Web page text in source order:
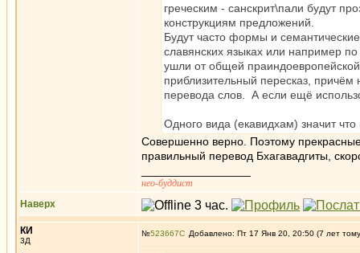
греческим - санскрит\пали будут
конструкциям предложений.
Будут часто формы и
славянских языках или например
ушли от общей
приблизительный пересказ, причём
перевода слов. А если ещё
Одного вида (екавидхам) значит
Совершенно верно. Поэтому
правильный перевод Бхагавадгиты,
нео-буддист
Наверх
КИ
3Д
№523667 Добавлено: Пт 17 Янв 20, 20:50 (7 лет